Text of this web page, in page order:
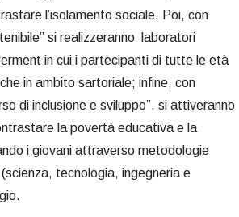
l’isolamento sociale. Poi, con
si realizzeranno laboratori
in cui i partecipanti di tutte le età
in ambito sartoriale; infine, con
di inclusione e sviluppo”, si attiveranno
la povertà educativa e la
i giovani attraverso metodologie
tecnologia, ingegneria e